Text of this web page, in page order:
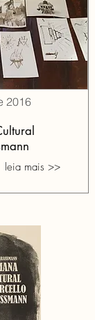
2016
leia mais >>